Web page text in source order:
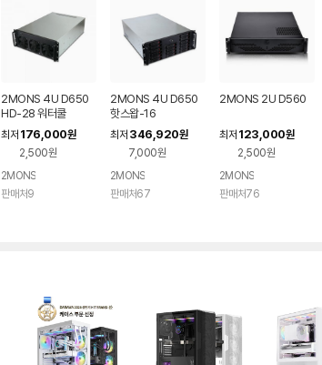
2MONS 4U D650
HD-28 워터쿨
최저 176,000원
2,500원
2MONS
판매처9
2MONS 4U D650
핫스왑-16
최저 346,920원
7,000원
2MONS
판매처67
2MONS 2U D560
최저 123,000원
2,500원
2MONS
판매처76